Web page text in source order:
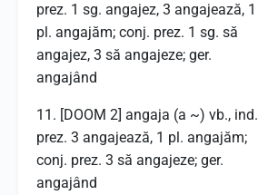
prez. 1 sg. angajez, 3 angajează, 1
pl. angajăm; conj. prez. 1 sg. să
angajez, 3 să angajeze; ger.
angajând
11. [DOOM 2] angaja (a ~) vb., ind.
prez. 3 angajează, 1 pl. angajăm;
conj. prez. 3 să angajeze; ger.
angajând